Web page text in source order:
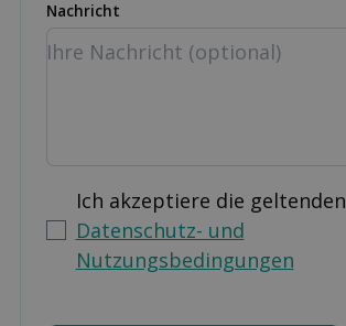
Nachricht
Ich akzeptiere die geltenden
Datenschutz- und
Nutzungsbedingungen